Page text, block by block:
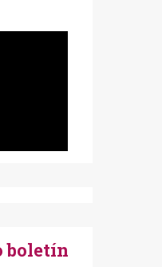
boletín